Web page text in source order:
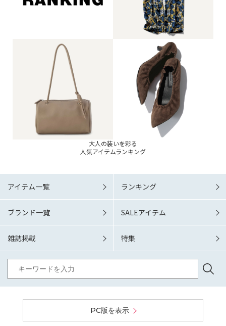
大人の装いを彩る
人気アイテムランキング
アイテム一覧 ランキング
ブランド一覧 SALEアイテム
雑誌掲載 特集
PC版を表示